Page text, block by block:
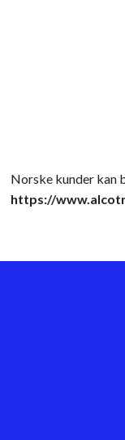
Norske kunder kan
https://